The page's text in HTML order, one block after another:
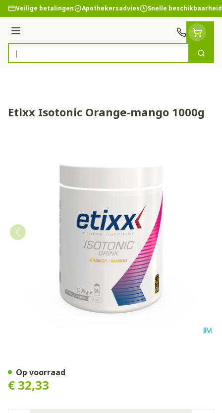
Ga naar de inhoud
Veilige betalingen Apothekersadvies Snelle beschikbaarheid
Menu
Product, merk, categorie...
Zoek
Etixx Isotonic Orange-mango 1000g
€ 32,33
Op voorraad